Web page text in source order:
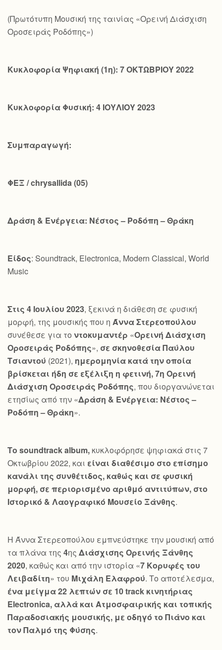
(Πρωτότυπη Μουσική της ταινίας «Ορεινή Διάσχιση
Οροσειράς Ροδόπης»)
Κυκλοφορία Ψηφιακή (1η): 7 ΟΚΤΩΒΡΙΟΥ 2022
Κυκλοφορία Φυσική: 4 ΙΟΥΛΙΟΥ 2023
Συμπαραγωγή:
ΦΕΞ /chrysallida(05)
Δράση & Ενέργεια: Νέστος – Ροδόπη – Θράκη
Είδος: Soundtrack, Electronica, Modern Classical, World
Music
Στις 4 Ιουλίου 2023, ξεκινά η διάθεση σε φυσική
μορφή, της μουσικής που η Άννα Στερεοπούλου
συνέθεσε για το ντοκυμαντέρ «Ορεινή Διάσχιση
Οροσειράς Ροδόπης», σε σκηνοθεσία Παύλου
Τσιαντού (2021), ημερομηνία κατά την οποία
βρίσκεται ήδη σε εξέλιξη η φετινή, 7η Ορεινή
Διάσχιση Οροσειράς Ροδόπης, που διοργανώνεται
ετησίως από την «Δράση & Ενέργεια: Νέστος –
Ροδόπη – Θράκη».
Το soundtrackalbum, κυκλοφόρησε ψηφιακά στις 7
Οκτωβρίου 2022, και είναι διαθέσιμο στο επίσημο
κανάλι της συνθέτιδος, καθώς και σε φυσική
μορφή, σε περιορισμένο αριθμό αντιτύπων, στο
Ιστορικό & Λαογραφικό Μουσείο Ξάνθης.
Η Άννα Στερεοπούλου εμπνεύστηκε την μουσική από
τα πλάνα της 4ης Διάσχισης Ορεινής Ξάνθης
2020, καθώς και από την ιστορία «7 Κορυφές του
Λειβαδίτη» του Μιχάλη Ελαφρού. Το αποτέλεσμα,
ένα μείγμα 22 λεπτών σε 10track κινητήριας
Electronica, αλλά και Ατμοσφαιρικής και τοπικής
Παραδοσιακής μουσικής, με οδηγό το Πιάνο και
τον Παλμό της Φύσης.